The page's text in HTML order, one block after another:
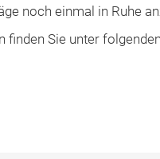
noch einmal in Ruhe
finden Sie unter